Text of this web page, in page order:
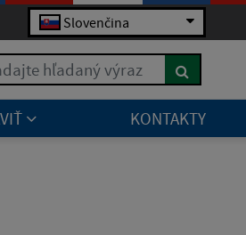
Slovenčina
hľadaný výraz
KONTAKTY